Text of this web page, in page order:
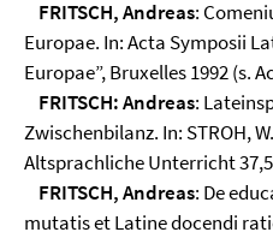
FRITSCH, Andreas:
Europae. In: Acta Symposii
Europae”, Bruxelles 1992 (s.
FRITSCH: Andreas:
Zwischenbilanz. In: STROH,
Altsprachliche Unterricht 37,5
FRITSCH, Andreas: De
mutatis et Latine docendi